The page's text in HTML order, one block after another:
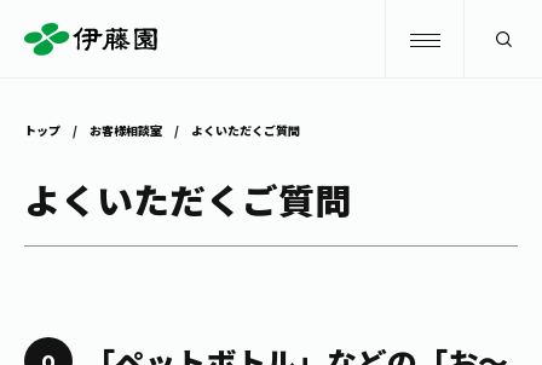
お茶を知る・楽しむ
トップ お客様相談室 よくいただくご質問
よくいただくご質問